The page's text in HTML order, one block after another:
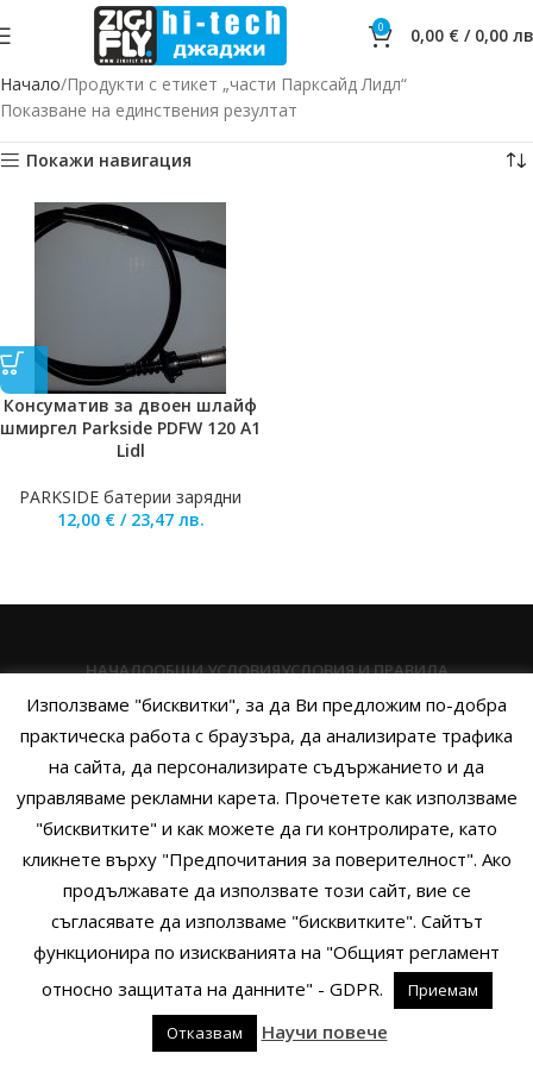
0 0,00 € / 0,00
Начало Продукти с етикет „части Парксайд Лидл“
Показване на единствения резултат
Покажи навигация
Консуматив за двоен шлайф
шмиргел Parkside PDFW 120 A1
Lidl
PARKSIDE батерии зарядни
12,00 € / 23,47 лв.
НАЧАЛООБЩИ УСЛОВИЯУСЛОВИЯ И ПРАВИЛА
ПОЛИТИКА НА БИСКВИТКИТЕПОЛИТИКА ЗА ПОВЕРИТЕЛНОСТ
НАЧИНИ НА ПЛАЩАНЕИЗПРАТЕТЕ ЗАПИТВАНЕ
Copyright © 2014 - 2024 Zigifly.com — Developed byWe Work With
You
Използваме "бисквитки", за да Ви предложим по-добра
практическа работа с браузъра, да анализирате трафика
на сайта, да персонализирате съдържанието и да
управляваме рекламни карета. Прочетете как използваме
"бисквитките" и как можете да ги контролирате, като
кликнете върху "Предпочитания за поверителност". Ако
продължавате да използвате този сайт, вие се
съгласявате да използваме "бисквитките". Сайтът
функционира по изискванията на "Общият регламент
относно защитата на данните" - GDPR.
Приемам
Отказвам
Научи повече